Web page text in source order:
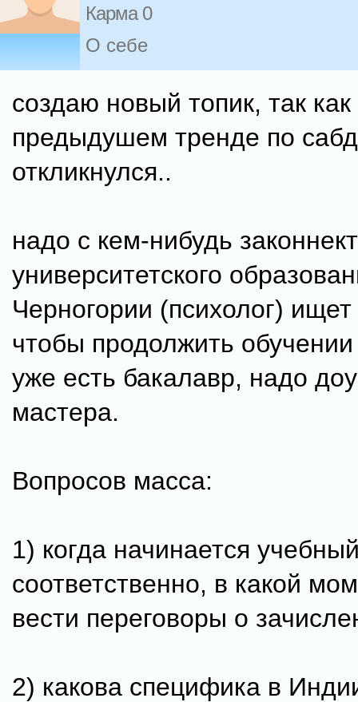
Карма 0
О себе
создаю новый топик, так как
предыдушем тренде по
откликнулся..
надо с кем-нибудь
университетского
Черногории (психолог) ищет
чтобы продолжить
уже есть бакалавр, надо
мастера.
Вопросов масса:
1) когда начинается
соответственно, в какой
вести переговоры о
2) какова специфика в